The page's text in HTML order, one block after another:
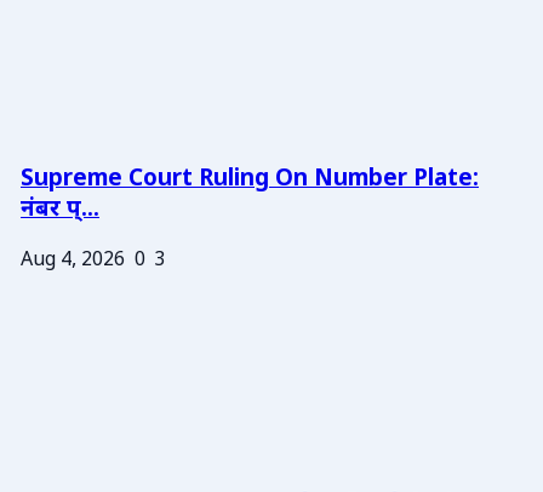
Supreme Court Ruling On Number Plate:
नंबर प्...
Aug 4, 2026 0 3